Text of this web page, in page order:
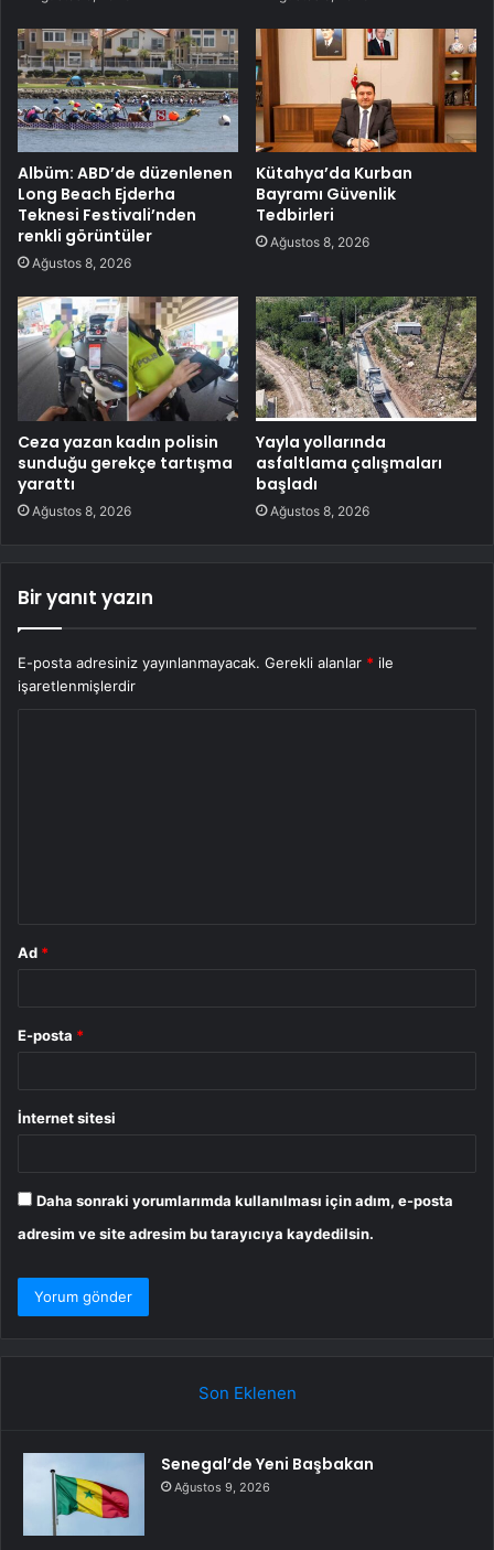
Albüm: ABD’de düzenlenen
Long Beach Ejderha
Teknesi Festivali’nden
renkli görüntüler
Ağustos 8, 2026
Kütahya’da Kurban
Bayramı Güvenlik
Tedbirleri
Ağustos 8, 2026
Ceza yazan kadın polisin
sunduğu gerekçe tartışma
yarattı
Ağustos 8, 2026
Yayla yollarında
asfaltlama çalışmaları
başladı
Ağustos 8, 2026
Bir yanıt yazın
E-posta adresiniz yayınlanmayacak. Gerekli alanlar * ile
işaretlenmişlerdir
Ad *
E-posta *
İnternet sitesi
Daha sonraki yorumlarımda kullanılması için adım, e-posta
adresim ve site adresim bu tarayıcıya kaydedilsin.
Son Eklenen
Senegal’de Yeni Başbakan
Ağustos 9, 2026